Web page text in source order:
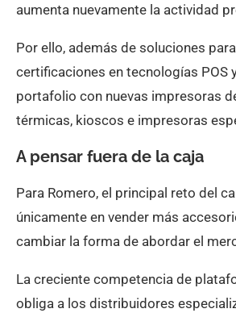
aumenta nuevamente la actividad
Por ello, además de soluciones
certificaciones en tecnologías POS
portafolio con nuevas impresoras
térmicas, kioscos e impresoras
A pensar fuera de la caja
Para Romero, el principal reto del
únicamente en vender más
cambiar la forma de abordar el
La creciente competencia de
obliga a los distribuidores